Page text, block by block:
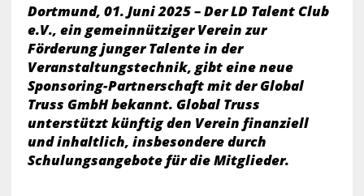
Dortmund, 01. Juni 2025 – Der LD Talent Club
e.V., ein gemeinnütziger Verein zur
Förderung junger Talente in der
Veranstaltungstechnik, gibt eine neue
Sponsoring-Partnerschaft mit der Global
Truss GmbH bekannt. Global Truss
unterstützt künftig den Verein finanziell
und inhaltlich, insbesondere durch
Schulungsangebote für die Mitglieder.